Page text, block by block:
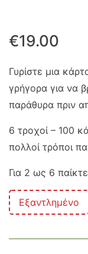
€19.00
Γυρίστε μια
γρήγορα για να
παράθυρα πριν
6 τροχοί – 100
πολλοί τρόποι
Για 2 ως 6
Εξαντλημένο